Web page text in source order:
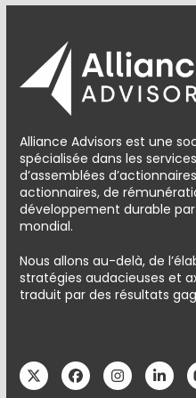
Alliance Advisors est une
spécialisée dans les
d’assemblées
actionnaires, de
développement durable
mondial.
Nous allons au-delà, de
stratégies audacieuses et
traduit par des résultats
TwitterFacebookInstagram